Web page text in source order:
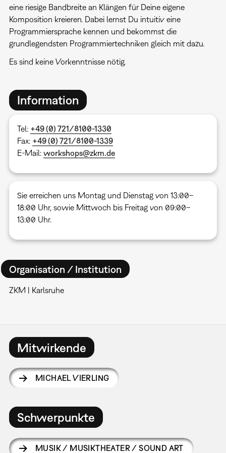
eine riesige Bandbreite an Klängen für Deine eigene
Komposition kreieren. Dabei lernst Du intuitiv eine
Programmiersprache kennen und bekommst die
grundlegendsten Programmiertechniken gleich mit dazu.
Es sind keine Vorkenntnisse nötig.
Information
Tel: +49 (0) 721/8100-1330
Fax: +49 (0) 721/8100-1339
E-Mail: workshops@zkm.de
Sie erreichen uns Montag und Dienstag von 13:00–
18:00 Uhr, sowie Mittwoch bis Freitag von 09:00–
13:00 Uhr.
Organisation / Institution
ZKM | Karlsruhe
Mitwirkende
MICHAEL VIERLING
Schwerpunkte
MUSIK / MUSIKTHEATER / SOUND ART